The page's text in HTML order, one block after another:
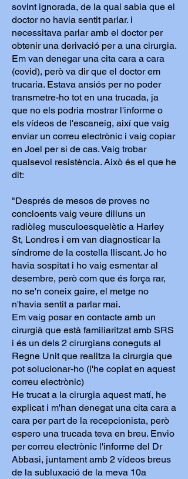
sovint ignorada, de la qual sabia que el
doctor no havia sentit parlar. i
necessitava parlar amb el doctor per
obtenir una derivació per a una cirurgia.
Em van denegar una cita cara a cara
(covid), però va dir que el doctor em
trucaria. Estava ansiós per no poder
transmetre-ho tot en una trucada, ja
que no els podria mostrar l'informe o
els vídeos de l'escaneig, així que vaig
enviar un correu electrònic i vaig copiar
en Joel per si de cas. Vaig trobar
qualsevol resistència. Això és el que he
dit:
"Després de mesos de proves no
concloents vaig veure dilluns un
radiòleg musculoesquelètic a Harley
St, Londres i em van diagnosticar la
síndrome de la costella lliscant. Jo ho
havia sospitat i ho vaig esmentar al
desembre, però com que és força rar,
no se'n coneix gaire, el metge no
n'havia sentit a parlar mai.
Em vaig posar en contacte amb un
cirurgià que està familiaritzat amb SRS
i és un dels 2 cirurgians coneguts al
Regne Unit que realitza la cirurgia que
pot solucionar-ho (l'he copiat en aquest
correu electrònic)
He trucat a la cirurgia aquest matí, he
explicat i m'han denegat una cita cara a
cara per part de la recepcionista, però
espero una trucada teva en breu. Envio
per correu electrònic l'informe del Dr
Abbasi, juntament amb 2 vídeos breus
de la subluxació de la meva 10a